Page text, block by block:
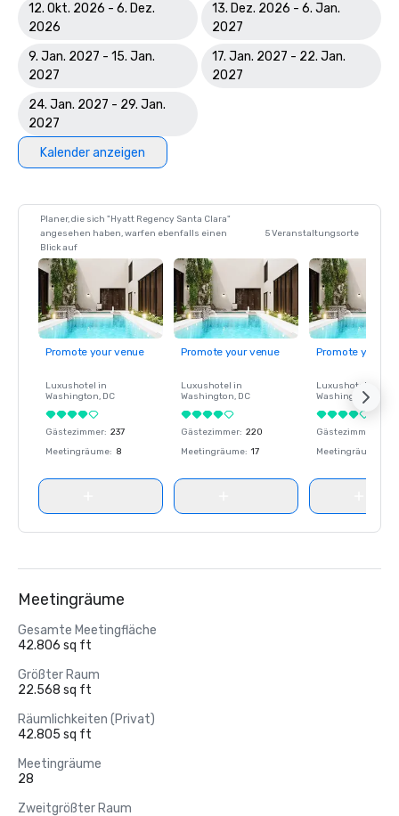
12. Okt. 2026 - 6. Dez.
2026
13. Dez. 2026 - 6. Jan.
2027
9. Jan. 2027 - 15. Jan.
2027
17. Jan. 2027 - 22. Jan.
2027
24. Jan. 2027 - 29. Jan.
2027
Kalender anzeigen
Planer, die sich "Hyatt Regency Santa Clara"
angesehen haben, warfen ebenfalls einen
Blick auf
5 Veranstaltungsorte
Promote your venue
Luxushotel in
Washington, DC
Gästezimmer: 237
Meetingräume: 8
Promote your venue
Luxushotel in
Washington, DC
Gästezimmer: 220
Meetingräume: 17
Promote your
Luxushotel in
Washington
Gästezimmer
Meetingräume
Meetingräume
Gesamte Meetingfläche
42.806 sq ft
Größter Raum
22.568 sq ft
Räumlichkeiten (Privat)
42.805 sq ft
Meetingräume
28
Zweitgrößter Raum